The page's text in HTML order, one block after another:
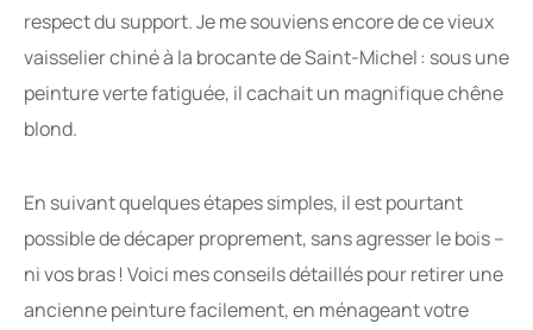
respect du support. Je me souviens encore de ce vieux
vaisselier chiné à la brocante de Saint-Michel : sous une
peinture verte fatiguée, il cachait un magnifique chêne
blond.
En suivant quelques étapes simples, il est pourtant
possible de décaper proprement, sans agresser le bois –
ni vos bras ! Voici mes conseils détaillés pour retirer une
ancienne peinture facilement, en ménageant votre